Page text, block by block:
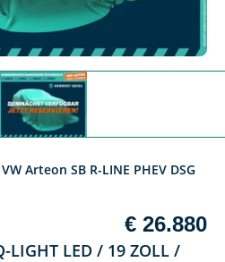
VW Arteon SB R-LINE PHEV DSG
€ 26.880
LIGHT LED / 19 ZOLL /